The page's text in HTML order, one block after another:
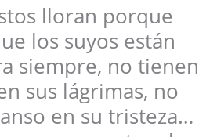
lloran porque
los suyos están
siempre, no tienen
sus lágrimas, no
en su tristeza…